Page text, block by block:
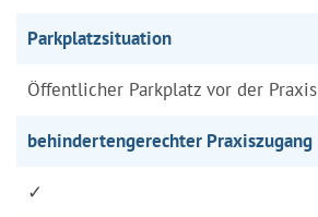
Parkplatzsituation
Öffentlicher Parkplatz vor der Praxis
behindertengerechter Praxiszugang
✓